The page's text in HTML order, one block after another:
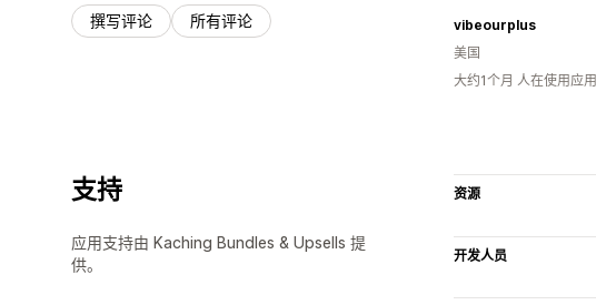
撰写评论 所有评论
vibeourplus
美国
大约1个月 人在使用应用
支持
应用支持由 Kaching Bundles & Upsells 提
供。
资源
开发人员